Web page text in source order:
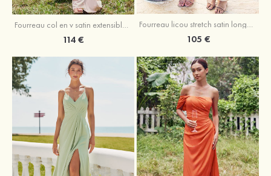
Fourreau col en v satin extensible ras du sol robe de demoiselle d'honneur
114 €
Fourreau licou stretch satin longueur cheville robe de demoiselle d'honneur
105 €